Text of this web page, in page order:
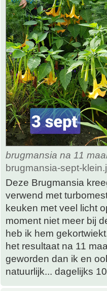
brugmansia na 11
brugmansia-sept-
Deze Brugmansia
verwend met
keuken met veel licht
moment niet meer bij
heb ik hem
het resultaat na 11
geworden dan ik en
natuurlijk... dagelijks